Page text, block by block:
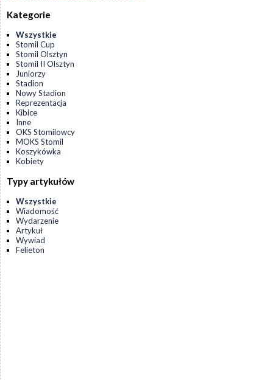
Kategorie
Wszystkie
Stomil Cup
Stomil Olsztyn
Stomil II Olsztyn
Juniorzy
Stadion
Nowy Stadion
Reprezentacja
Kibice
Inne
OKS Stomilowcy
MOKS Stomil
Koszykówka
Kobiety
Typy artykułów
Wszystkie
Wiadomość
Wydarzenie
Artykuł
Wywiad
Felieton